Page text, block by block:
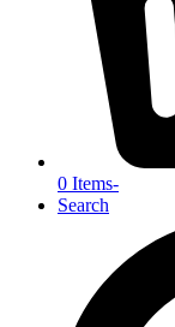
0 Items-
Search